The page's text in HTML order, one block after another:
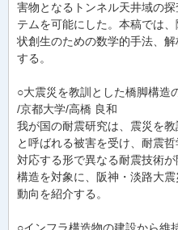
害物となるトンネル天井域の
テムを可能にした。本稿では
状創生のための数学的手法、
する。
○大震災を教訓とした橋脚構造
/京都大学/高橋 良和
我が国の耐震研究は、震災を
と呼ばれる被害を受け、耐震
対応する形で異なる耐震技術
構造を対象に、阪神・淡路大
動向を紹介する。